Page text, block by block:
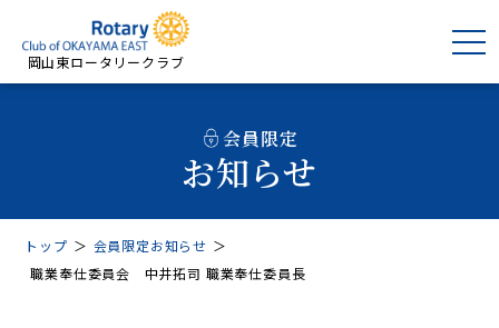
岡山東ロータリークラブ
会員限定
お知らせ
トップ ＞ 会員限定お知らせ ＞
職業奉仕委員会 中井拓司 職業奉仕委員長